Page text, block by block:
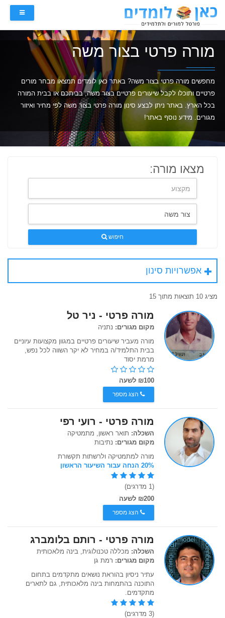
מורה פרטי בצור משה
מחפשים מורה פרטי בצור משה? באתר כאן לומדים תמצאו מבחר מורים
פרטיים ותוכלו לקבל שיעורים פרטיים בצור משה, בביתכם או בבית המורה
בכל הארץ. באתר ניתן לבצע סינון מורה פרטי בצור משה לפי מחיר ואיזור
מגורים. מידע נוסף באתר!
מצאו מורה:
חיפוש
אפשרויות סינון
מציג 10 תוצאות מתוך 15
מורה פרטי - ניר טל
מקום מגורים: נתניה
מורה מעביר שיעורים פרטיים במגוון מקצועות עיוניים
בבית התלמיד/ה במחיר לא יקר השווה לכל נפש,
מרמת יסוד
₪100 לשעה
הצג מספר
מורה פרטי - רועי רפי
השכלה: תואר ראשון, מתמטיקה
מקום מגורים: נתיבות
מורה למתמטיקה ולרשתות תקשורת
20% הנחה עבור השיעור הראשון
(1 מדרגים)
₪200 לשעה
הצג מספר
מורה פרטי - רותם בלומברג
השכלה: מכללה טכנולוגית, בינה מלאכותית
מקום מגורים: רמת גן
עתיר ניסיון בהוראת נושאים מתקדמים בתחום
התוכנה בהתמחות בינה מלאכותית, גם לתארים
מתקדמים.
(3 מדרגים)